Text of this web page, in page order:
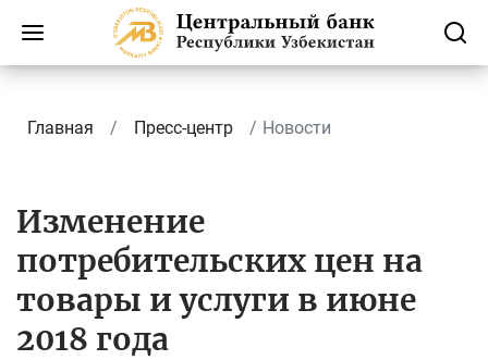
Главная Пресс-центр Новости
Изменение
потребительских цен на
товары и услуги в июне
2018 года